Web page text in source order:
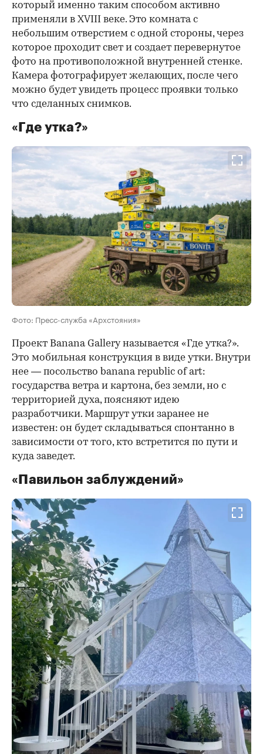
который именно таким способом активно
применяли в XVIII веке. Это комната с
небольшим отверстием с одной стороны, через
которое проходит свет и создает перевернутое
фото на противоположной внутренней стенке.
Камера фотографирует желающих, после чего
можно будет увидеть процесс проявки только
что сделанных снимков.
«Где утка?»
Фото: Пресс-служба «Архстояния»
Проект Banana Gallery называется «Где утка?».
Это мобильная конструкция в виде утки. Внутри
нее — посольство banana republic of art:
государства ветра и картона, без земли, но с
территорией духа, поясняют идею
разработчики. Маршрут утки заранее не
известен: он будет складываться спонтанно в
зависимости от того, кто встретится по пути и
куда заведет.
«Павильон заблуждений»